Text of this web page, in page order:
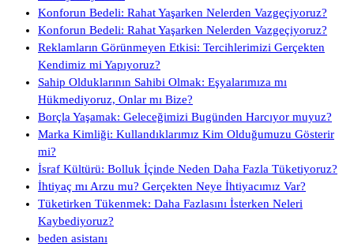
Konforun Bedeli: Rahat Yaşarken Nelerden Vazgeçiyoruz?
Konforun Bedeli: Rahat Yaşarken Nelerden Vazgeçiyoruz?
Reklamların Görünmeyen Etkisi: Tercihlerimizi Gerçekten
Kendimiz mi Yapıyoruz?
Sahip Olduklarının Sahibi Olmak: Eşyalarımıza mı
Hükmediyoruz, Onlar mı Bize?
Borçla Yaşamak: Geleceğimizi Bugünden Harcıyor muyuz?
Marka Kimliği: Kullandıklarımız Kim Olduğumuzu Gösterir
mi?
İsraf Kültürü: Bolluk İçinde Neden Daha Fazla Tüketiyoruz?
İhtiyaç mı Arzu mu? Gerçekten Neye İhtiyacımız Var?
Tüketirken Tükenmek: Daha Fazlasını İsterken Neleri
Kaybediyoruz?
beden asistanı